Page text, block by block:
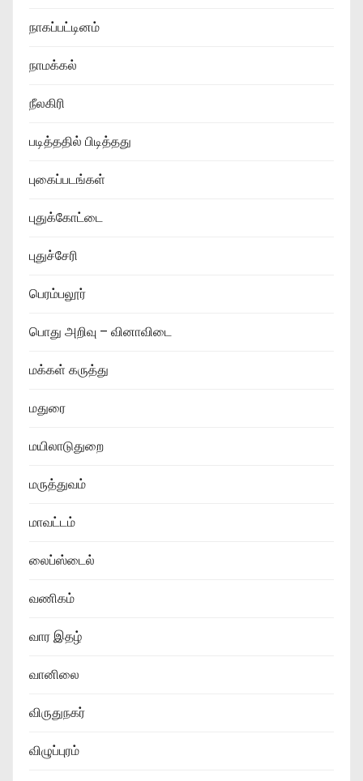
நாகப்பட்டினம்
நாமக்கல்
நீலகிரி
படித்ததில் பிடித்தது
புகைப்படங்கள்
புதுக்கோட்டை
புதுச்சேரி
பெரம்பலூர்
பொது அறிவு – வினாவிடை
மக்கள் கருத்து
மதுரை
மயிலாடுதுறை
மருத்துவம்
மாவட்டம்
லைப்ஸ்டைல்
வணிகம்
வார இதழ்
வானிலை
விருதுநகர்
விழுப்புரம்